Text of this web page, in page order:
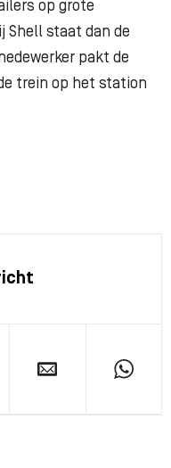
op grote
Shell staat dan de
pakt de
trein op het station